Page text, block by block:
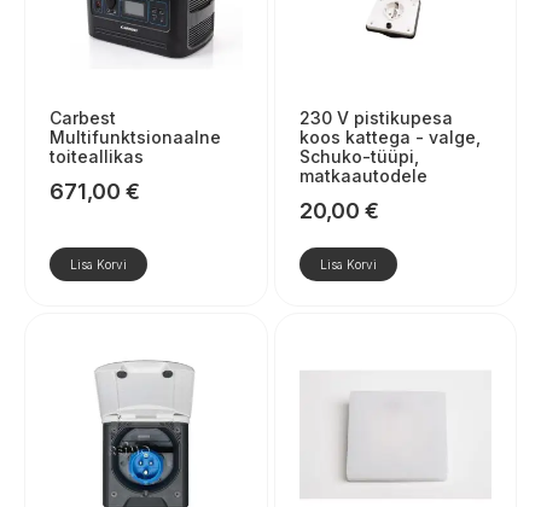
Carbest
Multifunktsionaalne
toiteallikas
671,00 €
Lisa Korvi
230 V pistikupesa
koos kattega - valge,
Schuko-tüüpi,
matkaautodele
20,00 €
Lisa Korvi